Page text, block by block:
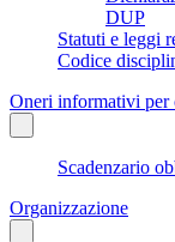
DUP
Statuti e leggi
Codice
Oneri informativi per
Scadenzario
Organizzazione